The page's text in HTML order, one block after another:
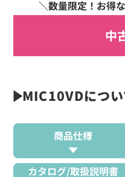
中
MIC10VDにつ
商品仕様
カタログ/取扱説明書